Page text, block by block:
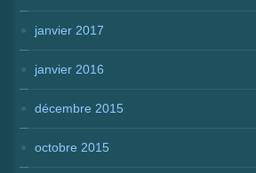
janvier 2017
janvier 2016
décembre 2015
octobre 2015